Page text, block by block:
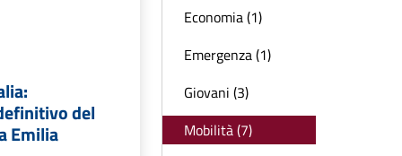
del
Emilia
Economia (1)
Emergenza (1)
Giovani (3)
Mobilità (7)